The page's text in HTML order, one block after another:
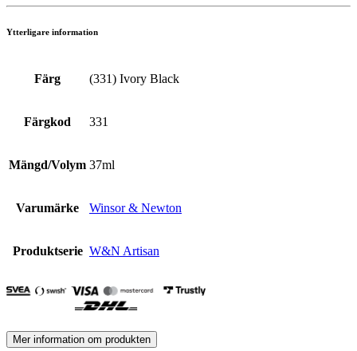
Ytterligare information
Färg (331) Ivory Black
Färgkod 331
Mängd/Volym 37ml
Varumärke Winsor & Newton
Produktserie W&N Artisan
Mer information om produkten